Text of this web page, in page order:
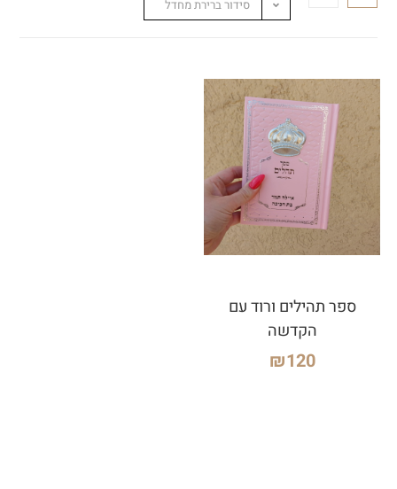
סידור ברירת מחדל
ספר תהילים ורוד עם
הקדשה
₪120